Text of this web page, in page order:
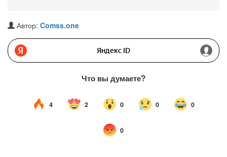
Автор: Comss.one